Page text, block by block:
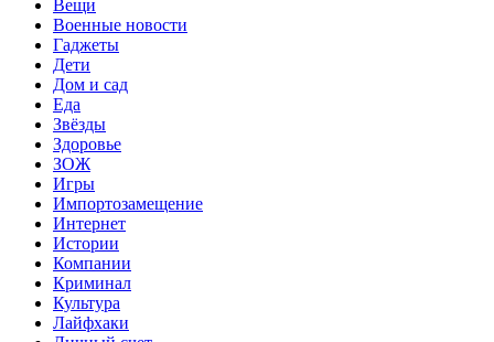
Вещи
Военные новости
Гаджеты
Дети
Дом и сад
Еда
Звёзды
Здоровье
ЗОЖ
Игры
Импортозамещение
Интернет
Истории
Компании
Криминал
Культура
Лайфхаки